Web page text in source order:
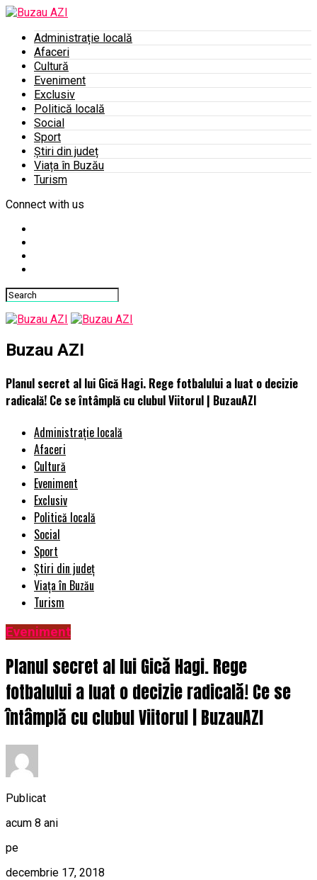
Administrație locală
Afaceri
Cultură
Eveniment
Exclusiv
Politică locală
Social
Sport
Știri din județ
Viața în Buzău
Turism
Connect with us
Buzau AZI
Planul secret al lui Gică Hagi. Rege fotbalului a luat o decizie
radicală! Ce se întâmplă cu clubul Viitorul | BuzauAZI
Administrație locală
Afaceri
Cultură
Eveniment
Exclusiv
Politică locală
Social
Sport
Știri din județ
Viața în Buzău
Turism
Eveniment
Planul secret al lui Gică Hagi. Rege
fotbalului a luat o decizie radicală! Ce se
întâmplă cu clubul Viitorul | BuzauAZI
Publicat
acum 8 ani
pe
decembrie 17, 2018